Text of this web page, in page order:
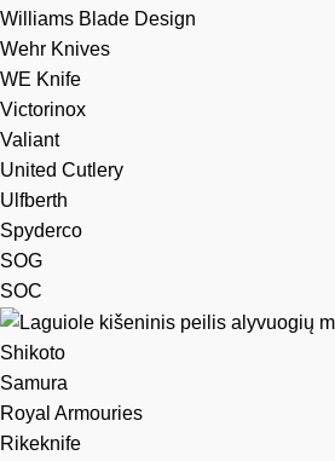
Williams Blade Design
Wehr Knives
WE Knife
Victorinox
Valiant
United Cutlery
Ulfberth
Spyderco
SOG
SOC
Shikoto
Samura
Royal Armouries
Rikeknife